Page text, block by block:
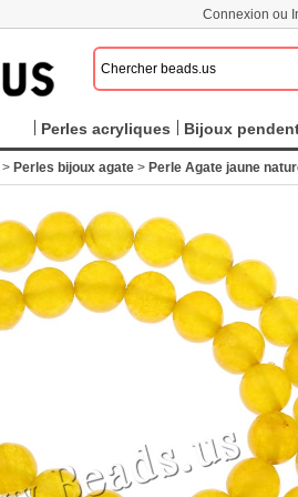
Connexion ou
Perles acryliques Bijoux
> Perles bijoux agate > Perle Agate jaune